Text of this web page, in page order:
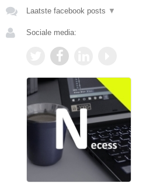
Laatste facebook posts ▼
Sociale media: